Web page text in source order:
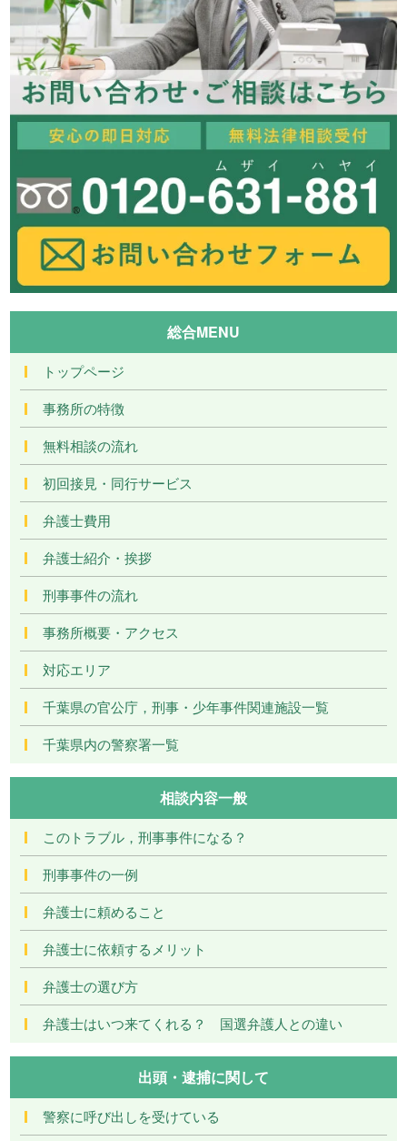
総合MENU
トップページ
事務所の特徴
無料相談の流れ
初回接見・同行サービス
弁護士費用
弁護士紹介・挨拶
刑事事件の流れ
事務所概要・アクセス
対応エリア
千葉県の官公庁，刑事・少年事件関連施設一覧
千葉県内の警察署一覧
相談内容一般
このトラブル，刑事事件になる？
刑事事件の一例
弁護士に頼めること
弁護士に依頼するメリット
弁護士の選び方
弁護士はいつ来てくれる？ 国選弁護人との違い
出頭・逮捕に関して
警察に呼び出しを受けている